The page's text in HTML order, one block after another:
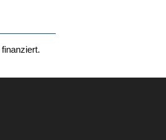
finanziert.